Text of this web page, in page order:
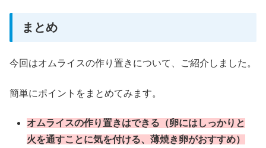
まとめ
今回はオムライスの作り置きについて、ご紹介しました。
簡単にポイントをまとめてみます。
オムライスの作り置きはできる（卵にはしっかりと
火を通すことに気を付ける、薄焼き卵がおすすめ）